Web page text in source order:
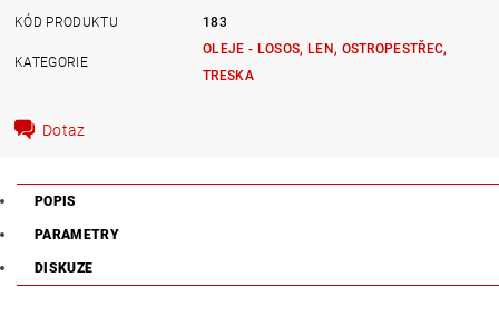
KÓD PRODUKTU 183
KATEGORIE
OLEJE - LOSOS, LEN, OSTROPESTŘEC,
TRESKA
Dotaz
POPIS
PARAMETRY
DISKUZE